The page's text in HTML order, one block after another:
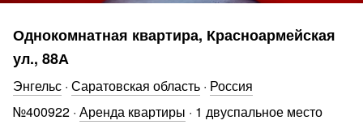
Однокомнатная квартира, Красноармейская
ул., 88А
Энгельс · Саратовская область · Россия
№400922 · Аренда квартиры · 1 двуспальное место